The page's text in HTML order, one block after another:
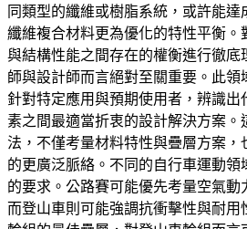
同類型的纖維或樹脂系統，或許能
纖維複合材料更為優化的特性平衡
與結構性能之間存在的權衡進行徹底
師與設計師而言絕對至關重要。此
針對特定應用與預期使用者，辨識
素之間最適當折衷的設計解決方案。
法，不僅考量材料特性與疊層方案，
的更廣泛脈絡。不同的自行車運動
的要求。公路賽可能優先考量空氣動
而登山車則可能強調抗衝擊性與耐